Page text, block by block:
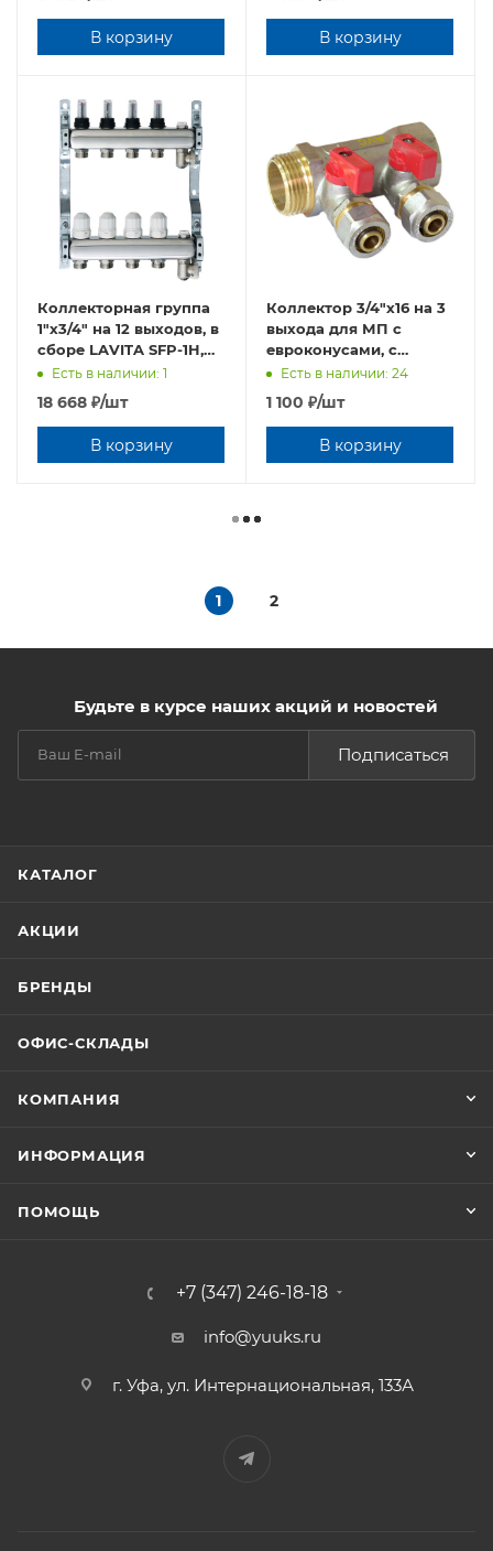
В корзину В корзину
Коллекторная группа
1"х3/4" на 12 выходов, в
сборе LAVITA SFP-1H,
12"(FF)*3/4"(M)
Есть в наличии: 1
18 668 ₽/шт
В корзину
Коллектор 3/4"х16 на 3
выхода для МП с
евроконусами, с
кранами, TIM 200-3/4(3)
Есть в наличии: 24
1 100 ₽/шт
В корзину
1 2
Будьте в курсе наших акций и новостей
Подписаться
КАТАЛОГ
АКЦИИ
БРЕНДЫ
ОФИС-СКЛАДЫ
КОМПАНИЯ
ИНФОРМАЦИЯ
ПОМОЩЬ
+7 (347) 246-18-18
info@yuuks.ru
г. Уфа, ул. Интернациональная, 133А